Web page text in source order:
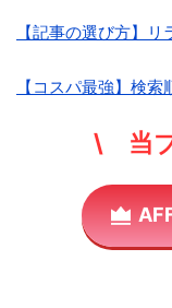
【記事の選び方】
【コスパ最強】検
\ 当